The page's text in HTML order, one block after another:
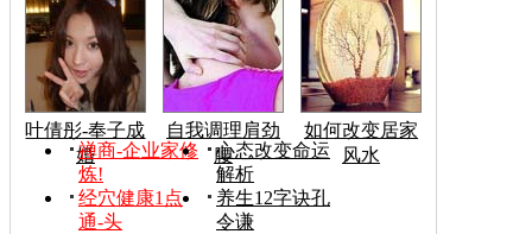
叶倩彤-奉子成
婚
自我调理肩劲
腰
如何改变居家
风水
禅商-企业家修
炼!
心态改变命运
解析
经穴健康1点
通-头
养生12字诀孔
令谦